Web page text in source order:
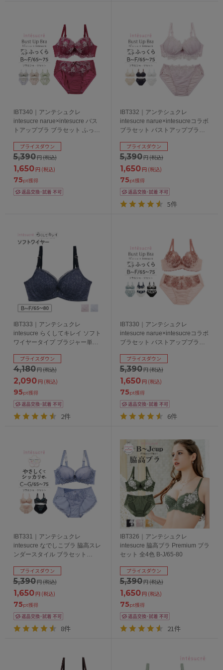
IBT340｜アンテシュクレ
intesucre narue×intesucre バス
トアップブラ ブラセット ふっく
アンダー65/70/75cm
5,390円(税込)
プライスダウン
1,650円 (税込)
75pt獲得
IBT332｜アンテシュクレ
intesucre narue×intesucreコラボ
ブラセット バストアップブラ
65/70/75cm
5,390円(税込)
プライスダウン
1,650円 (税込)
75pt獲得
5件
IBT333｜アンテシュクレ
intesucre らくしてキレイ ソフト
ワイヤータイプ ブラジャー単品
65/70/75/80cm
4,180円(税込)
プライスダウン
2,090円 (税込)
95pt獲得
2件
IBT330｜アンテシュクレ
intesucre narue×intesucreコラボ
ブラセット バストアップブラ
65/70/75cm
5,390円(税込)
プライスダウン
1,650円 (税込)
75pt獲得
6件
IBT331｜アンテシュクレ
intesucre なでしこブラ 脇高スレ
ンダースタイル ブラセット
65/70/75cm
5,390円(税込)
プライスダウン
1,650円 (税込)
75pt獲得
8件
IBT326｜アンテシュクレ
intesucre 脇高ブラ Premium ブラ
セット 全4色 B-J/65-80
5,390円(税込)
プライスダウン
1,650円 (税込)
75pt獲得
21件